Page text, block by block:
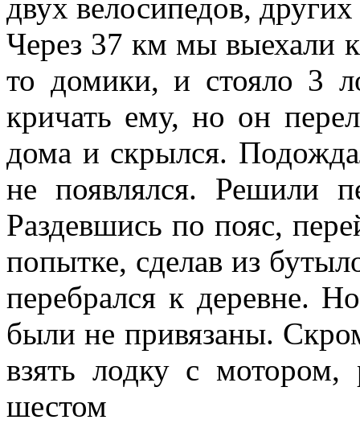
двух велосипедов,
Через 37 км мы выехали
то домики, и стояло 3
кричать ему, но он
дома и скрылся.
не появлялся. Решили
Раздевшись по пояс,
попытке, сделав из
перебрался к деревне.
были не привязаны.
взять лодку с мотором,
шестом